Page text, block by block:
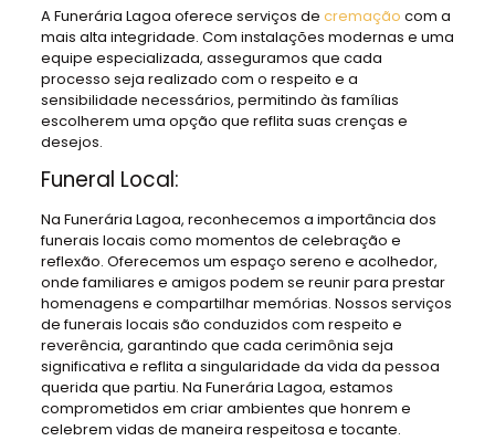
A Funerária Lagoa oferece serviços de cremação com a
mais alta integridade. Com instalações modernas e uma
equipe especializada, asseguramos que cada
processo seja realizado com o respeito e a
sensibilidade necessários, permitindo às famílias
escolherem uma opção que reflita suas crenças e
desejos.
Funeral Local:
Na Funerária Lagoa, reconhecemos a importância dos
funerais locais como momentos de celebração e
reflexão. Oferecemos um espaço sereno e acolhedor,
onde familiares e amigos podem se reunir para prestar
homenagens e compartilhar memórias. Nossos serviços
de funerais locais são conduzidos com respeito e
reverência, garantindo que cada cerimônia seja
significativa e reflita a singularidade da vida da pessoa
querida que partiu. Na Funerária Lagoa, estamos
comprometidos em criar ambientes que honrem e
celebrem vidas de maneira respeitosa e tocante.